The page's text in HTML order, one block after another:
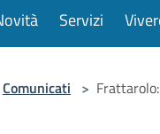
Servizi
Comunicati >